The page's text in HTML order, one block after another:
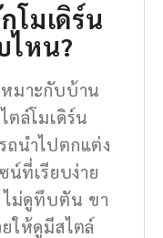
โมเดิร์น
ไหน?
หมาะกับบ้าน
ตล์โมเดิร์น
ถนำไปตกแต่ง
น์ที่เรียบง่าย
ไม่ดูทึบตัน ขา
ให้ดูมีสไตล์